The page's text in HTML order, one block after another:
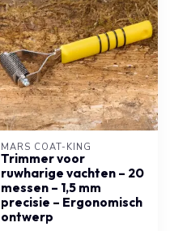
MARS COAT-KING
Trimmer voor
ruwharige vachten – 20
messen – 1,5 mm
precisie – Ergonomisch
ontwerp